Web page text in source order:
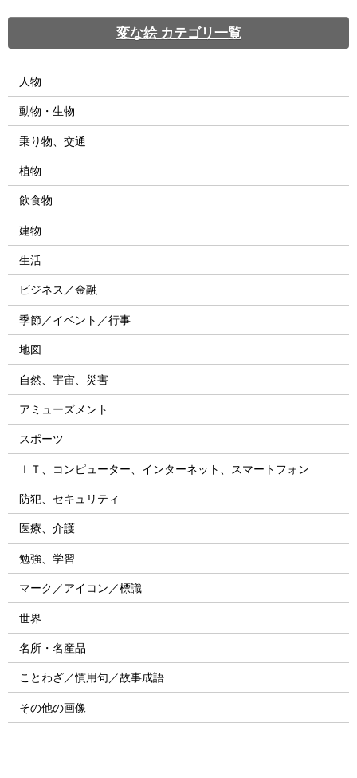
変な絵 カテゴリ一覧
人物
動物・生物
乗り物、交通
植物
飲食物
建物
生活
ビジネス／金融
季節／イベント／行事
地図
自然、宇宙、災害
アミューズメント
スポーツ
ＩＴ、コンピューター、インターネット、スマートフォン
防犯、セキュリティ
医療、介護
勉強、学習
マーク／アイコン／標識
世界
名所・名産品
ことわざ／慣用句／故事成語
その他の画像